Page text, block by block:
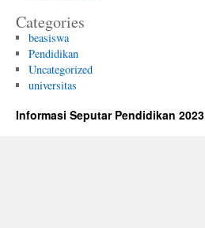
Categories
beasiswa
Pendidikan
Uncategorized
universitas
Informasi Seputar Pendidikan 2023